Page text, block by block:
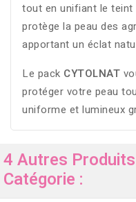
tout en unifiant le teint
protège la peau des
apportant un éclat
Le pack CYTOLNAT
protéger votre peau
uniforme et lumineux
4 Autres
Catégorie :